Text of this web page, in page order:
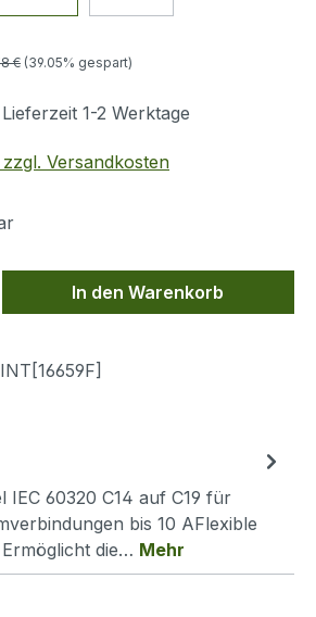
Preis:
€ (39.05% gespart)
1-2 Werktage
Versandkosten
Gib den
In den Warenkorb
INT[16659F]
IEC 60320 C14 auf C19 für
bis 10 AFlexible
die… Mehr